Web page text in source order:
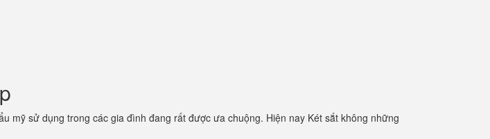
mỹ sử dụng trong các gia đình đang rất được ưa chuộng. Hiện nay Két sắt không những